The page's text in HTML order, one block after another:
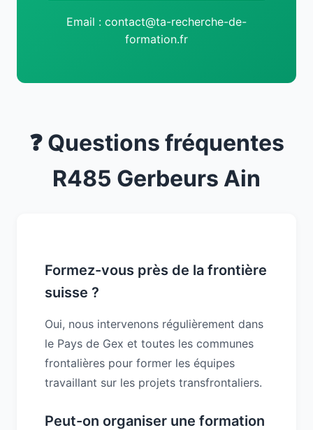
Email : contact@ta-recherche-de-
formation.fr
❓ Questions fréquentes
R485 Gerbeurs Ain
Formez-vous près de la frontière
suisse ?
Oui, nous intervenons régulièrement dans
le Pays de Gex et toutes les communes
frontalières pour former les équipes
travaillant sur les projets transfrontaliers.
Peut-on organiser une formation